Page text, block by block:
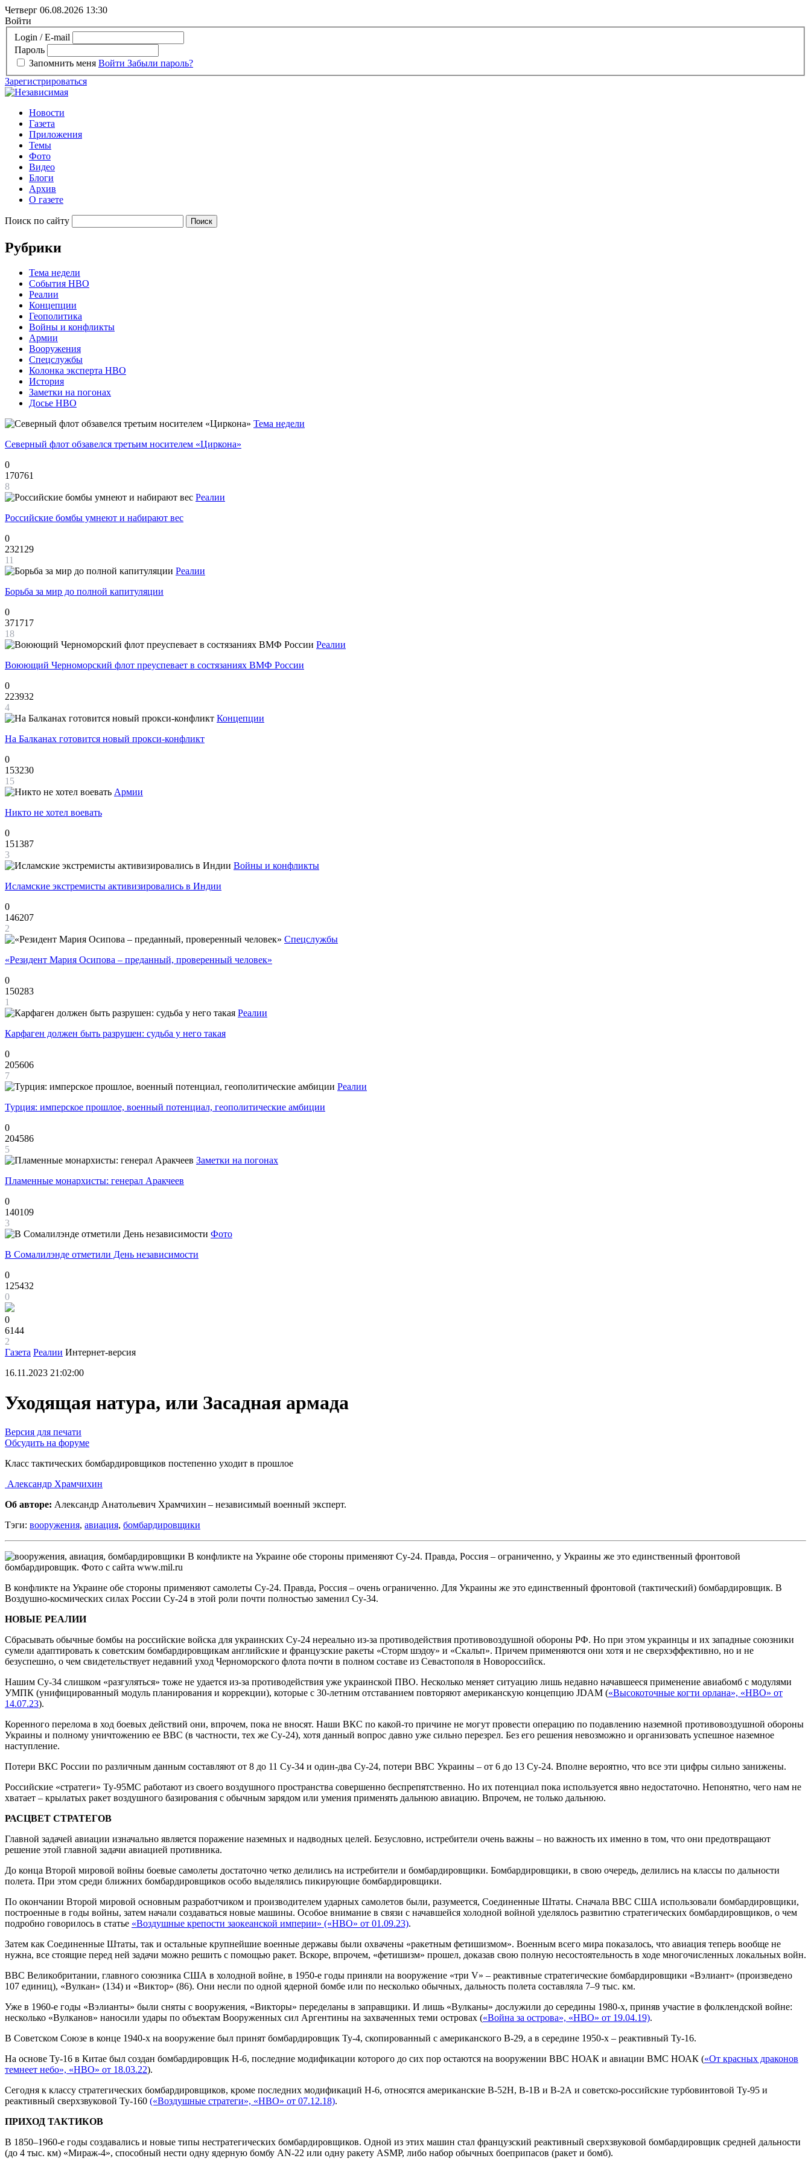
Четверг 06.08.2026 13:30
Войти
Login / E-mail
Пароль
Запомнить меня Войти Забыли пароль?
Зарегистрироваться
Новости
Газета
Приложения
Темы
Фото
Видео
Блоги
Архив
О газете
Поиск по сайту
Рубрики
Тема недели
События НВО
Реалии
Концепции
Геополитика
Войны и конфликты
Армии
Вооружения
Спецслужбы
Колонка эксперта НВО
История
Заметки на погонах
Досье НВО
Тема недели
Северный флот обзавелся третьим носителем «Циркона»
0
170761
8
Реалии
Российские бомбы умнеют и набирают вес
0
232129
11
Реалии
Борьба за мир до полной капитуляции
0
371717
18
Реалии
Воюющий Черноморский флот преуспевает в состязаниях ВМФ России
0
223932
4
Концепции
На Балканах готовится новый прокси-конфликт
0
153230
15
Армии
Никто не хотел воевать
0
151387
3
Войны и конфликты
Исламские экстремисты активизировались в Индии
0
146207
2
Спецслужбы
«Резидент Мария Осипова – преданный, проверенный человек»
0
150283
1
Реалии
Карфаген должен быть разрушен: судьба у него такая
0
205606
7
Реалии
Турция: имперское прошлое, военный потенциал, геополитические амбиции
0
204586
5
Заметки на погонах
Пламенные монархисты: генерал Аракчеев
0
140109
3
Фото
В Сомалилэнде отметили День независимости
0
125432
0
0
6144
2
Газета Реалии Интернет-версия
16.11.2023 21:02:00
Уходящая натура, или Засадная армада
Версия для печати
Обсудить на форуме
Класс тактических бомбардировщиков постепенно уходит в прошлое
Александр Храмчихин
Об авторе: Александр Анатольевич Храмчихин – независимый военный эксперт.
Тэги: вооружения, авиация, бомбардировщики
В конфликте на Украине обе стороны применяют Су-24. Правда, Россия – ограниченно, у Украины же это единственный фронтовой
бомбардировщик. Фото с сайта www.mil.ru
В конфликте на Украине обе стороны применяют самолеты Су-24. Правда, Россия – очень ограниченно. Для Украины же это единственный фронтовой (тактический) бомбардировщик. В
Воздушно-космических силах России Су-24 в этой роли почти полностью заменил Су-34.
НОВЫЕ РЕАЛИИ
Сбрасывать обычные бомбы на российские войска для украинских Су-24 нереально из-за противодействия противовоздушной обороны РФ. Но при этом украинцы и их западные союзники
сумели адаптировать к советским бомбардировщикам английские и французские ракеты «Сторм шэдоу» и «Скальп». Причем применяются они хотя и не сверхэффективно, но и не
безуспешно, о чем свидетельствует недавний уход Черноморского флота почти в полном составе из Севастополя в Новороссийск.
Нашим Су-34 слишком «разгуляться» тоже не удается из-за противодействия уже украинской ПВО. Несколько меняет ситуацию лишь недавно начавшееся применение авиабомб с модулями
УМПК (унифицированный модуль планирования и коррекции), которые с 30-летним отставанием повторяют американскую концепцию JDAM («Высокоточные когти орлана», «НВО» от
14.07.23).
Коренного перелома в ход боевых действий они, впрочем, пока не вносят. Наши ВКС по какой-то причине не могут провести операцию по подавлению наземной противовоздушной обороны
Украины и полному уничтожению ее ВВС (в частности, тех же Су-24), хотя данный вопрос давно уже сильно перезрел. Без его решения невозможно и организовать успешное наземное
наступление.
Потери ВКС России по различным данным составляют от 8 до 11 Су-34 и один-два Су-24, потери ВВС Украины – от 6 до 13 Су-24. Вполне вероятно, что все эти цифры сильно занижены.
Российские «стратеги» Ту-95МС работают из своего воздушного пространства совершенно беспрепятственно. Но их потенциал пока используется явно недостаточно. Непонятно, чего нам не
хватает – крылатых ракет воздушного базирования с обычным зарядом или умения применять дальнюю авиацию. Впрочем, не только дальнюю.
РАСЦВЕТ СТРАТЕГОВ
Главной задачей авиации изначально является поражение наземных и надводных целей. Безусловно, истребители очень важны – но важность их именно в том, что они предотвращают
решение этой главной задачи авиацией противника.
До конца Второй мировой войны боевые самолеты достаточно четко делились на истребители и бомбардировщики. Бомбардировщики, в свою очередь, делились на классы по дальности
полета. При этом среди ближних бомбардировщиков особо выделялись пикирующие бомбардировщики.
По окончании Второй мировой основным разработчиком и производителем ударных самолетов были, разумеется, Соединенные Штаты. Сначала ВВС США использовали бомбардировщики,
построенные в годы войны, затем начали создаваться новые машины. Особое внимание в связи с начавшейся холодной войной уделялось развитию стратегических бомбардировщиков, о чем
подробно говорилось в статье «Воздушные крепости заокеанской империи» («НВО» от 01.09.23).
Затем как Соединенные Штаты, так и остальные крупнейшие военные державы были охвачены «ракетным фетишизмом». Военным всего мира показалось, что авиация теперь вообще не
нужна, все стоящие перед ней задачи можно решить с помощью ракет. Вскоре, впрочем, «фетишизм» прошел, доказав свою полную несостоятельность в ходе многочисленных локальных войн.
ВВС Великобритании, главного союзника США в холодной войне, в 1950-е годы приняли на вооружение «три V» – реактивные стратегические бомбардировщики «Вэлиант» (произведено
107 единиц), «Вулкан» (134) и «Виктор» (86). Они несли по одной ядерной бомбе или по несколько обычных, дальность полета составляла 7–9 тыс. км.
Уже в 1960-е годы «Вэлианты» были сняты с вооружения, «Викторы» переделаны в заправщики. И лишь «Вулканы» дослужили до середины 1980-х, приняв участие в фолклендской войне:
несколько «Вулканов» наносили удары по объектам Вооруженных сил Аргентины на захваченных теми островах («Война за острова», «НВО» от 19.04.19).
В Советском Союзе в конце 1940-х на вооружение был принят бомбардировщик Ту-4, скопированный с американского В-29, а в середине 1950-х – реактивный Ту-16.
На основе Ту-16 в Китае был создан бомбардировщик Н-6, последние модификации которого до сих пор остаются на вооружении ВВС НОАК и авиации ВМС НОАК («От красных драконов
темнеет небо», «НВО» от 18.03.22).
Сегодня к классу стратегических бомбардировщиков, кроме последних модификаций Н-6, относятся американские В-52Н, В-1В и В-2А и советско-российские турбовинтовой Ту-95 и
реактивный сверхзвуковой Ту-160 («Воздушные стратеги», «НВО» от 07.12.18).
ПРИХОД ТАКТИКОВ
В 1850–1960-е годы создавались и новые типы нестратегических бомбардировщиков. Одной из этих машин стал французский реактивный сверхзвуковой бомбардировщик средней дальности
(до 4 тыс. км) «Мираж-4», способный нести одну ядерную бомбу AN-22 или одну ракету ASMP, либо набор обычных боеприпасов (ракет и бомб).